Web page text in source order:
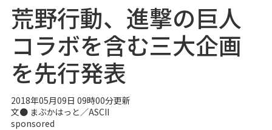
荒野行動、進撃の巨人
コラボを含む三大企画
を先行発表
2018年05月09日 09時00分更新
文● まぶかはっと／ASCII
sponsored